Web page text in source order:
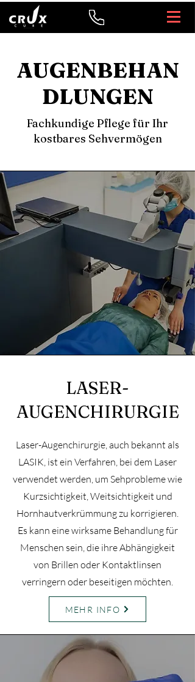
AUGENBEHAN
DLUNGEN
Fachkundige Pflege für Ihr
kostbares Sehvermögen
LASER-
AUGENCHIRURGIE
Laser-Augenchirurgie, auch bekannt als
LASIK, ist ein Verfahren, bei dem Laser
verwendet werden, um Sehprobleme wie
Kurzsichtigkeit, Weitsichtigkeit und
Hornhautverkrümmung zu korrigieren.
Es kann eine wirksame Behandlung für
Menschen sein, die ihre Abhängigkeit
von Brillen oder Kontaktlinsen
verringern oder beseitigen möchten.
MEHR INFO